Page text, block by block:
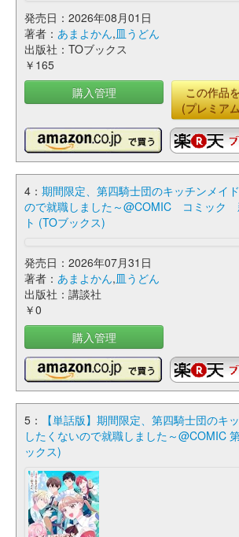
発売日：2026年08月01日
著者： あまよかん,皿うどん
出版社：TOブックス
￥165
購入管理
この作品
(プレミア
4： 期間限定、第四騎士団のキッチンメイ
ので就職しました～@COMIC コミッ
ト (TOブックス)
発売日：2026年07月31日
著者： あまよかん,皿うどん
出版社：講談社
￥0
購入管理
5：
【単話版】期間限定、第四騎士団のキ
したくないので就職しました～@COMIC
ックス)